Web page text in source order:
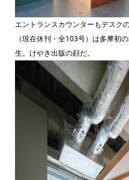
エントランスカウンターもデスク
（現在休刊・全103号）は多摩初
生。けやき出版の顔だ。